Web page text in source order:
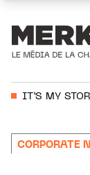
IT’S MY
CORPORATE